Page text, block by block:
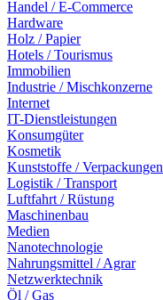
Handel / E-Commerce
Hardware
Holz / Papier
Hotels / Tourismus
Immobilien
Industrie / Mischkonzerne
Internet
IT-Dienstleistungen
Konsumgüter
Kosmetik
Kunststoffe / Verpackungen
Logistik / Transport
Luftfahrt / Rüstung
Maschinenbau
Medien
Nanotechnologie
Nahrungsmittel / Agrar
Netzwerktechnik
Öl / Gas